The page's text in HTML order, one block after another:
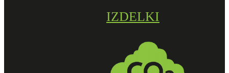
IZDELKI